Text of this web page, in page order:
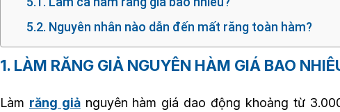
5.2. Nguyên nhân nào dẫn đến mất răng toàn hàm?
1. LÀM RĂNG GIẢ NGUYÊN HÀM GIÁ BAO
Làm răng giảnguyên hàm giá dao động khoảng từ